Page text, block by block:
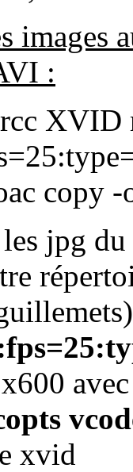
images
:
copy
jpg
xvid